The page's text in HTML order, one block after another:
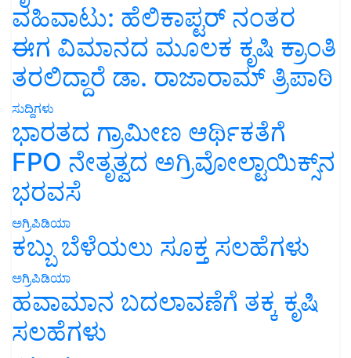
ವಹಿವಾಟು: ಹೆಲಿಕಾಪ್ಟರ್ ನಂತರ
ಈಗ ವಿಮಾನದ ಮೂಲಕ ಕೃಷಿ ಕ್ರಾಂತಿ
ತರಲಿದ್ದಾರೆ ಡಾ. ರಾಜಾರಾಮ್ ತ್ರಿಪಾಠಿ
ಸುದ್ದಿಗಳು
ಭಾರತದ ಗ್ರಾಮೀಣ ಆರ್ಥಿಕತೆಗೆ
FPO ನೇತೃತ್ವದ ಅಗ್ರಿವೋಲ್ಟಾಯಿಕ್ಸ್‌ನ
ಭರವಸೆ
ಅಗ್ರಿಪಿಡಿಯಾ
ಕಬ್ಬು ಬೆಳೆಯಲು ಸೂಕ್ತ ಸಲಹೆಗಳು
ಅಗ್ರಿಪಿಡಿಯಾ
ಹವಾಮಾನ ಬದಲಾವಣೆಗೆ ತಕ್ಕ ಕೃಷಿ
ಸಲಹೆಗಳು